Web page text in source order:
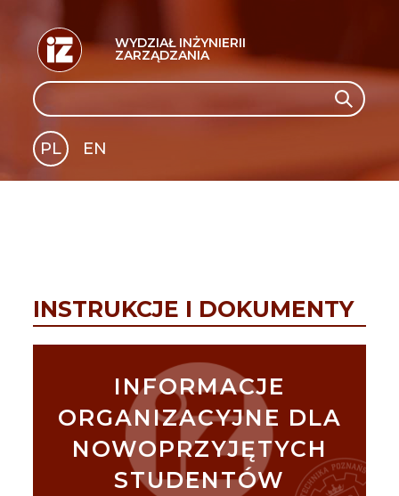
WYDZIAŁ INŻYNIERII
ZARZĄDZANIA
Search Search
PL
EN
INSTRUKCJE I DOKUMENTY
INFORMACJE
ORGANIZACYJNE DLA
NOWOPRZYJĘTYCH
STUDENTÓW